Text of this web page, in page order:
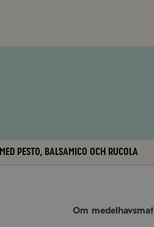
pesto, balsamico och rucola
Om medelhavsmat